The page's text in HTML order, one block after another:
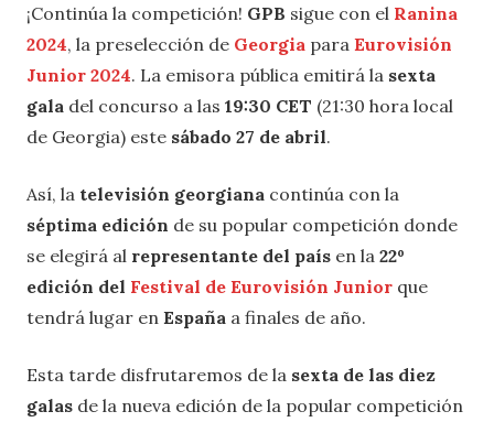
¡Continúa la competición! GPB sigue con el Ranina
2024, la preselección de Georgia para Eurovisión
Junior 2024. La emisora pública emitirá la sexta
gala del concurso a las 19:30 CET (21:30 hora local
de Georgia) este sábado 27 de abril.
Así, la televisión georgiana continúa con la
séptima edición de su popular competición donde
se elegirá al representante del país en la 22º
edición del Festival de Eurovisión Junior que
tendrá lugar en España a finales de año.
Esta tarde disfrutaremos de la sexta de las diez
galas de la nueva edición de la popular competición